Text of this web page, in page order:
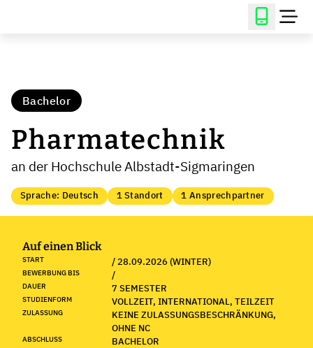
Bachelor
Pharmatechnik
an der Hochschule Albstadt-Sigmaringen
Sprache: Deutsch 1 Standort 1 Ansprechpartner
Auf einen Blick
START / 28.09.2026 (WINTER)
BEWERBUNG BIS /
DAUER 7 SEMESTER
STUDIENFORM VOLLZEIT, INTERNATIONAL, TEILZEIT
ZULASSUNG
KEINE ZULASSUNGSBESCHRÄNKUNG,
OHNE NC
ABSCHLUSS BACHELOR